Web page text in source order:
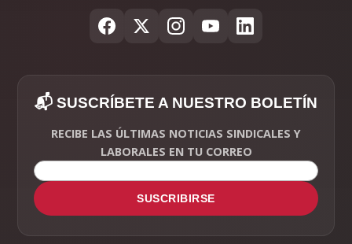
📬 SUSCRÍBETE A NUESTRO BOLETÍN
RECIBE LAS ÚLTIMAS NOTICIAS SINDICALES Y
LABORALES EN TU CORREO
SUSCRIBIRSE